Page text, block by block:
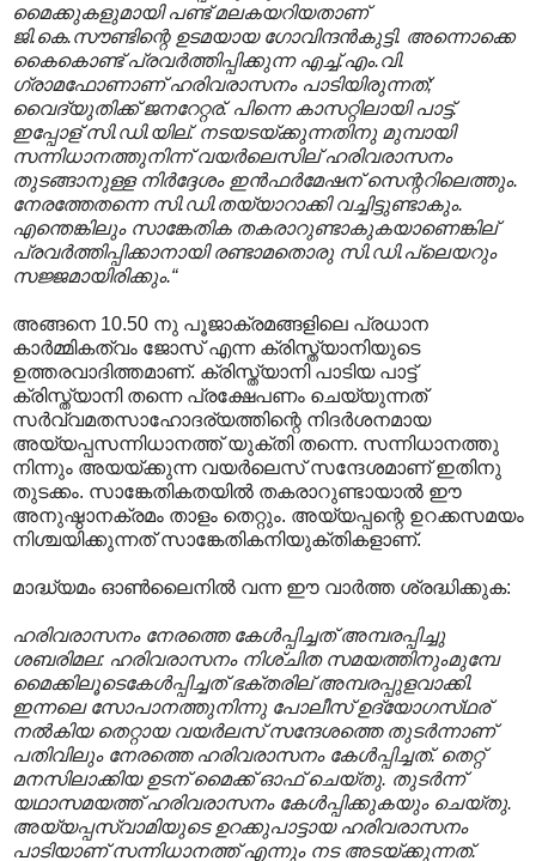
മൈക്കുകളുമായി പണ്ട് മലകയറിയതാണ്
ജി.കെ.സൗണ്ടിന്റെ ഉടമയായ ഗോവിന്ദന്‍കുട്ടി. അന്നൊക്കെ
കൈകൊണ്ട് പ്രവര്‍ത്തിപ്പിക്കുന്ന എച്ച്.എം.വി.
ഗ്രാമഫോണാണ് ഹരിവരാസനം പാടിയിരുന്നത്;
വൈദ്യുതിക്ക് ജനറേറ്റര്. പിന്നെ കാസറ്റിലായി പാട്ട്.
ഇപ്പോള് സി.ഡി.യില്. നടയടയ്ക്കുന്നതിനു മുമ്പായി
സന്നിധാനത്തുനിന്ന് വയര്‍ലെസില് ഹരിവരാസനം
തുടങ്ങാനുള്ള നിര്‍ദ്ദേശം ഇന്‍ഫര്‍മേഷന് സെന്ററിലെത്തും.
നേരത്തേതന്നെ സി.ഡി.തയ്യാറാക്കി വച്ചിട്ടുണ്ടാകും.
എന്തെങ്കിലും സാങ്കേതിക തകരാറുണ്ടാകുകയാണെങ്കില്
പ്രവര്‍ത്തിപ്പിക്കാനായി രണ്ടാമതൊരു സി.ഡി.പ്ലെയറും
സജ്ജമായിരിക്കും.“
അങ്ങനെ 10.50 നു പൂജാക്രമങ്ങളിലെ പ്രധാന
കാർമ്മികത്വം ജോസ് എന്ന ക്രിസ്ത്യാനിയുടെ
ഉത്തരവാദിത്തമാണ്. ക്രിസ്ത്യാനി പാടിയ പാട്ട്
ക്രിസ്ത്യാനി തന്നെ പ്രക്ഷേപണം ചെയ്യുന്നത്
സർവ്വമതസാഹോദര്യത്തിന്റെ നിദർശനമായ
അയ്യപ്പസന്നിധാനത്ത് യുക്തി തന്നെ. സന്നിധാനത്തു
നിന്നും അയയ്ക്കുന്ന വയർലെസ് സന്ദേശമാണ് ഇതിനു
തുടക്കം. സാങ്കേതികതയിൽ തകരാറുണ്ടായാൽ ഈ
അനുഷ്ഠാനക്രമം താളം തെറ്റും. അയ്യപ്പന്റെ ഉറക്കസമയം
നിശ്ചയിക്കുന്നത് സാങ്കേതികനിയുക്തികളാണ്.
മാദ്ധ്യമം ഓൺലൈനിൽ വന്ന ഈ വാർത്ത ശ്രദ്ധിക്കുക:
ഹരിവരാസനം നേരത്തെ കേള്‍പ്പിച്ചത് അമ്പരപ്പിച്ചു
ശബരിമല: ഹരിവരാസനം നിശ്‌ചിത സമയത്തിനുംമുമ്പേ
മൈക്കിലൂടെകേള്‍പ്പിച്ചത് ഭക്‌തരില് അമ്പരപ്പുളവാക്കി.
ഇന്നലെ സോപാനത്തുനിന്നു പോലീസ് ഉദ്യോഗസ്‌ഥര്
നല്‍കിയ തെറ്റായ വയര്‍ലസ് സന്ദേശത്തെ തുടര്‍ന്നാണ്
പതിവിലും നേരത്തെ ഹരിവരാസനം കേള്‍പ്പിച്ചത്. തെറ്റ്
മനസിലാക്കിയ ഉടന് മൈക്ക് ഓഫ് ചെയ്‌തു. തുടര്‍ന്ന്
യഥാസമയത്ത് ഹരിവരാസനം കേള്‍പ്പിക്കുകയും ചെയ്‌തു.
അയ്യപ്പസ്വാമിയുടെ ഉറക്കുപാട്ടായ ഹരിവരാസനം
പാടിയാണ് സന്നിധാനത്ത് എന്നും നട അടയ്‌ക്കുന്നത്.